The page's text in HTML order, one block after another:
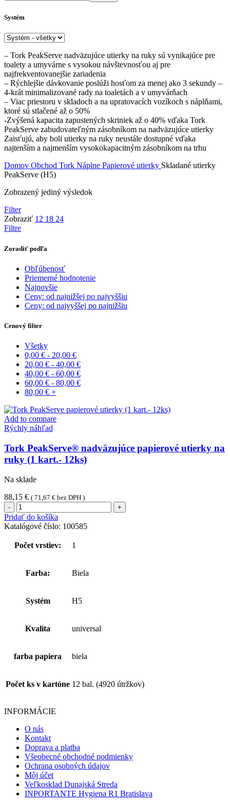
Systém
– Tork PeakServe nadväzujúce utierky na ruky sú vynikajúce pre
toalety a umyvárne s vysokou návštevnosťou aj pre
najfrekventovanejšie zariadenia
– Rýchlejšie dávkovanie poslúži hosťom za menej ako 3 sekundy –
4-krát minimalizované rady na toaletách a v umyvárňach
– Viac priestoru v skladoch a na upratovacích vozíkoch s náplňami,
ktoré sú stlačené až o 50%
-Zvýšená kapacita zapustených skriniek až o 40% vďaka Tork
PeakServe zabudovateľným zásobníkom na nadväzujúce utierky
Zaisťujú, aby boli utierky na ruky neustále dostupné vďaka
najtenším a najmenším vysokokapacitným zásobníkom na trhu
Domov Obchod Tork Náplne Papierové utierky Skladané utierky
PeakServe (H5)
Zobrazený jediný výsledok
Filter
Zobraziť 12 18 24
Filtre
Zoradiť podľa
Obľúbenosť
Priemerné hodnotenie
Najnovšie
Ceny: od najnižšej po najvyššiu
Ceny: od najvyššej po najnižšiu
Cenový filter
Všetky
0,00 € - 20,00 €
20,00 € - 40,00 €
40,00 € - 60,00 €
60,00 € - 80,00 €
80,00 € +
Add to compare
Rýchly náhľad
Tork PeakServe® nadväzujúce papierové utierky na
ruky (1 kart.- 12ks)
Na sklade
88,15 € ( 71,67 € bez DPH )
množstvo
Tork
PeakServe®
nadväzujúce
papierové
ruky
12ks)
Pridať do košíka
Katalógové číslo: 100585
Počet vrstiev: 1
Farba: Biela
Systém H5
Kvalita universal
farba papiera biela
Počet ks v kartóne 12 bal. (4920 útržkov)
INFORMÁCIE
O nás
Kontakt
Doprava a platba
Všeobecné obchodné podmienky
Ochrana osobných údajov
Môj účet
Veľkosklad Dunajská Streda
INPORTANTE Hygiena R1 Bratislava